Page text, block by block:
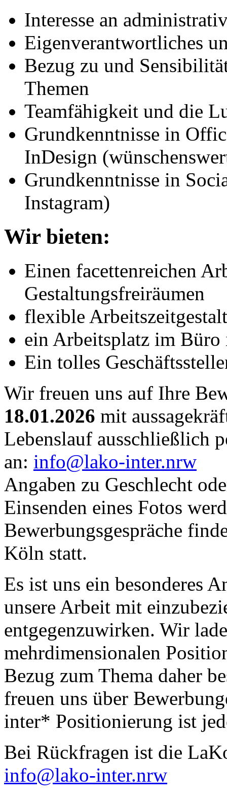
Interesse an
Eigenverantwortliches
Bezug zu und
Themen
Teamfähigkeit und die
Grundkenntnisse in
InDesign
Grundkenntnisse in
Instagram)
Wir bieten:
Einen facettenreichen
Gestaltungsfreiräumen
flexible
ein Arbeitsplatz im
Ein tolles
Wir freuen uns auf Ihre
18.01.2026 mit
Lebenslauf ausschließlich
an: info@lako-inter.nrw
Angaben zu Geschlecht
Einsenden eines Fotos
Bewerbungsgespräche
Köln statt.
Es ist uns ein besonderes
unsere Arbeit mit
entgegenzuwirken. Wir
mehrdimensionalen
Bezug zum Thema daher
freuen uns über
inter* Positionierung ist
Bei Rückfragen ist die
info@lako-inter.nrw